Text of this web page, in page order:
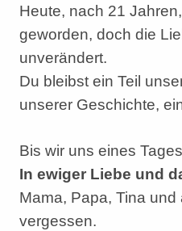
Heute, nach 21
geworden, doch die
unverändert.
Du bleibst ein Teil
unserer Geschichte,
Bis wir uns eines
In ewiger Liebe und
Mama, Papa, Tina
vergessen.